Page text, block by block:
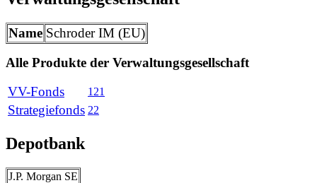
Name Schroder IM (EU)
Alle Produkte der Verwaltungsgesellschaft
VV-Fonds
121
Strategiefonds 22
Depotbank
J.P. Morgan SE